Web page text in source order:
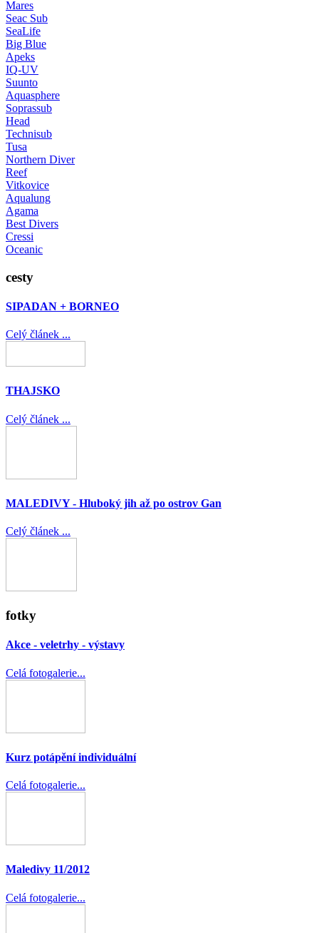
Mares
Seac Sub
SeaLife
Big Blue
Apeks
IQ-UV
Suunto
Aquasphere
Soprassub
Head
Technisub
Tusa
Northern Diver
Reef
Vitkovice
Aqualung
Agama
Best Divers
Cressi
Oceanic
cesty
SIPADAN + BORNEO
Celý článek ...
THAJSKO
Celý článek ...
MALEDIVY - Hluboký jih až po ostrov Gan
Celý článek ...
fotky
Akce - veletrhy - výstavy
Celá fotogalerie...
Kurz potápění individuální
Celá fotogalerie...
Maledivy 11/2012
Celá fotogalerie...